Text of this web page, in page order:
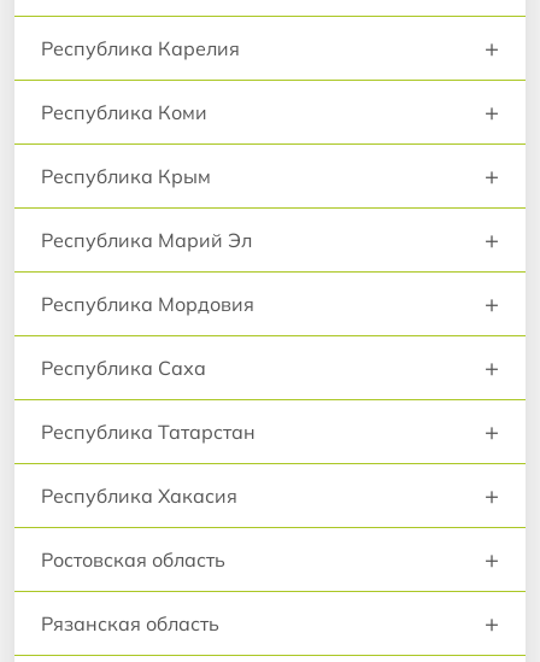
Республика Карелия +
Республика Коми +
Республика Крым +
Республика Марий Эл +
Республика Мордовия +
Республика Саха +
Республика Татарстан +
Республика Хакасия +
Ростовская область +
Рязанская область +